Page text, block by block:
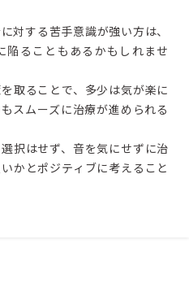
対する苦手意識が強い方は、
陥ることもあるかもしれませ
取ることで、多少は気が楽に
スムーズに治療が進められる
択はせず、音を気にせずに治
かとポジティブに考えること